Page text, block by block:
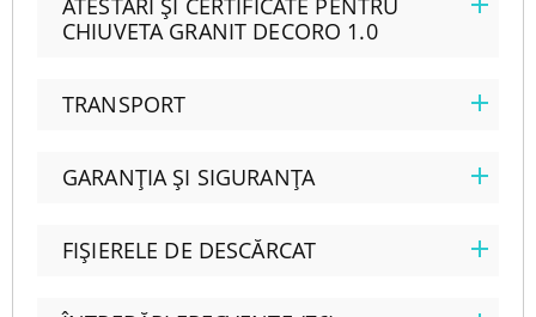
ATESTĂRI ȘI CERTIFICATE PENTRU
CHIUVETA GRANIT DECORO 1.0
TRANSPORT
GARANȚIA ȘI SIGURANȚA
FIȘIERELE DE DESCĂRCAT